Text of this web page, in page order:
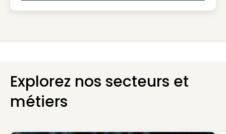
Explorez nos secteurs et
métiers